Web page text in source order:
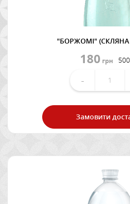
"БОРЖОМІ"
180 грн
-
Замовити